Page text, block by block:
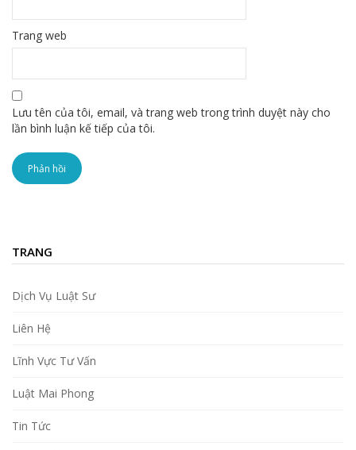
Trang web
Lưu tên của tôi, email, và trang web trong trình duyệt này cho
lần bình luận kế tiếp của tôi.
TRANG
Dịch Vụ Luật Sư
Liên Hệ
Lĩnh Vực Tư Vấn
Luật Mai Phong
Tin Tức